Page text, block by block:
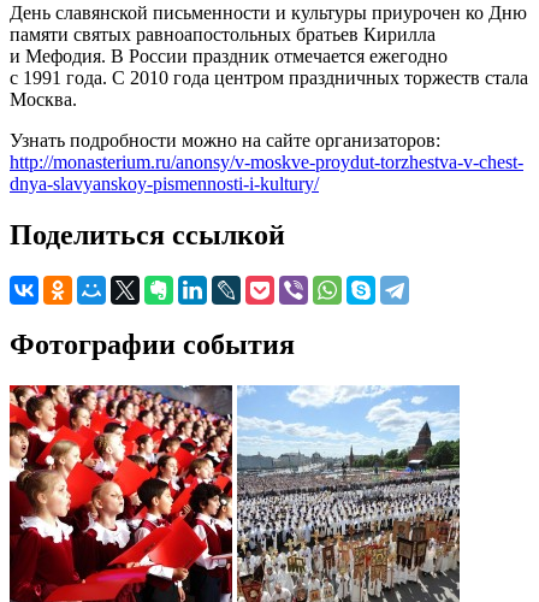
День славянской письменности и культуры приурочен ко Дню
памяти святых равноапостольных братьев Кирилла
и Мефодия. В России праздник отмечается ежегодно
с 1991 года. С 2010 года центром праздничных торжеств стала
Москва.
Узнать подробности можно на сайте организаторов:
http://monasterium.ru/anonsy/v-moskve-proydut-torzhestva-v-chest-
dnya-slavyanskoy-pismennosti-i-kultury/
Поделиться ссылкой
Фотографии события